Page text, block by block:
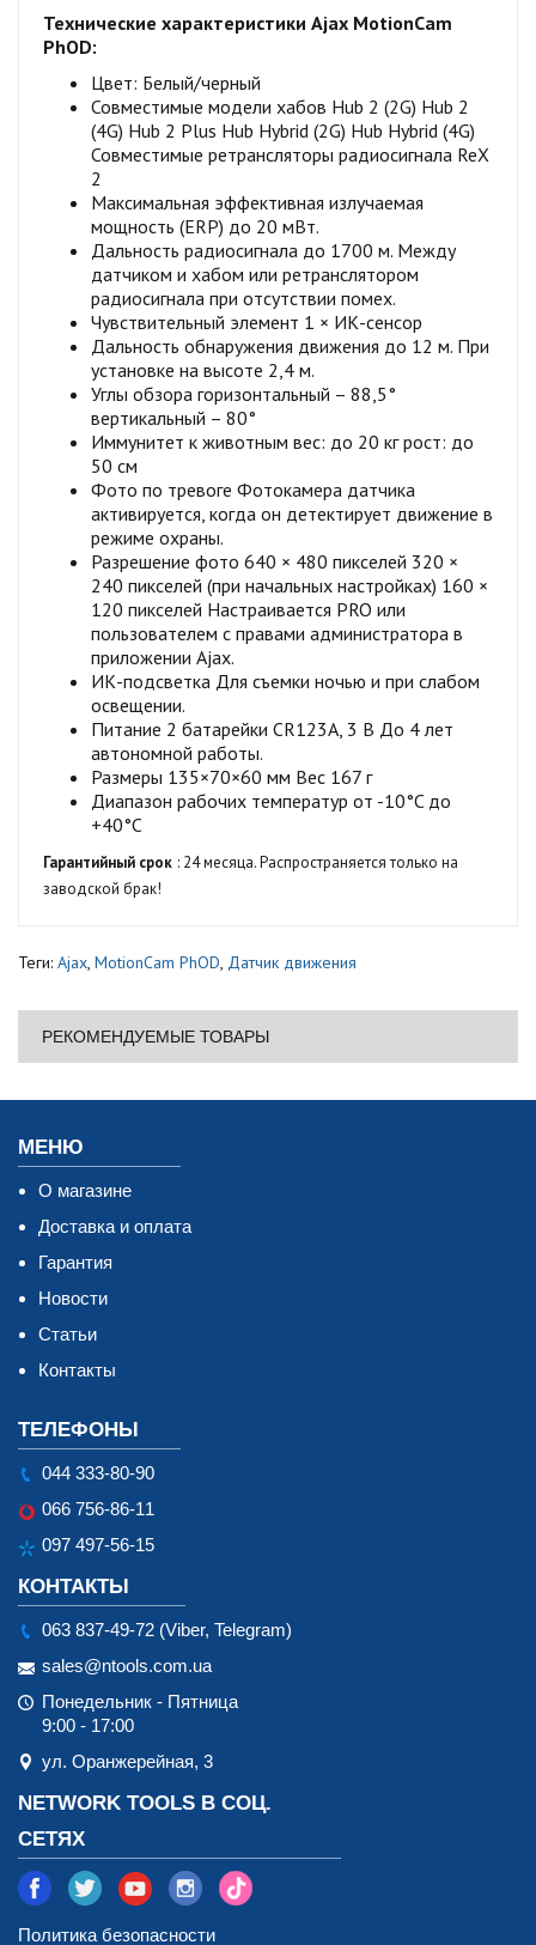
Технические характеристики Ajax MotionCam
PhOD:
Цвет: Белый/черный
Совместимые модели хабов Hub 2 (2G) Hub 2
(4G) Hub 2 Plus Hub Hybrid (2G) Hub Hybrid (4G)
Совместимые ретрансляторы радиосигнала ReX
2
Максимальная эффективная излучаемая
мощность (ERP) до 20 мВт.
Дальность радиосигнала до 1700 м. Между
датчиком и хабом или ретранслятором
радиосигнала при отсутствии помех.
Чувствительный элемент 1 × ИК-сенсор
Дальность обнаружения движения до 12 м. При
установке на высоте 2,4 м.
Углы обзора горизонтальный – 88,5°
вертикальный – 80°
Иммунитет к животным вес: до 20 кг рост: до
50 см
Фото по тревоге Фотокамера датчика
активируется, когда он детектирует движение в
режиме охраны.
Разрешение фото 640 × 480 пикселей 320 ×
240 пикселей (при начальных настройках) 160 ×
120 пикселей Настраивается PRO или
пользователем с правами администратора в
приложении Ajax.
ИК-подсветка Для съемки ночью и при слабом
освещении.
Питание 2 батарейки CR123A, 3 В До 4 лет
автономной работы.
Размеры 135×70×60 мм Вес 167 г
Диапазон рабочих температур от -10°C до
+40°C
Гарантийный срок : 24 месяца. Распространяется только на
заводской брак!
Теги: Ajax, MotionCam PhOD, Датчик движения
РЕКОМЕНДУЕМЫЕ ТОВАРЫ
МЕНЮ
О магазине
Доставка и оплата
Гарантия
Новости
Статьи
Контакты
ТЕЛЕФОНЫ
044 333-80-90
066 756-86-11
097 497-56-15
КОНТАКТЫ
063 837-49-72 (Viber, Telegram)
sales@ntools.com.ua
Понедельник - Пятница
9:00 - 17:00
ул. Оранжерейная, 3
NETWORK TOOLS В СОЦ.
СЕТЯХ
Политика безопасности